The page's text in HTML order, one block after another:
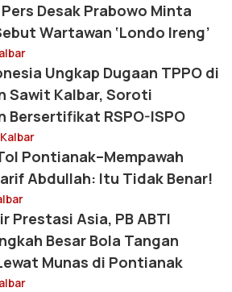
Desak Prabowo Minta
Wartawan ‘Londo Ireng’
Ungkap Dugaan TPPO di
Sawit Kalbar, Soroti
Bersertifikat RSPO-ISPO
Kalbar
Pontianak–Mempawah
Abdullah: Itu Tidak Benar!
Prestasi Asia, PB ABTI
Besar Bola Tangan
Munas di Pontianak